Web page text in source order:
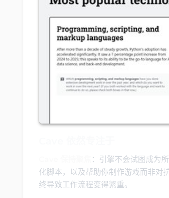
：引擎不会试图成为
化脚本，以及帮助你制作游戏而非对
终导致工作流程变得繁重。